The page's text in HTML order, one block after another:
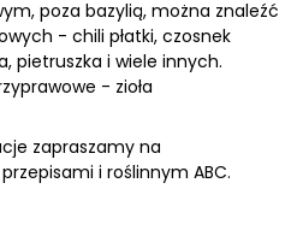
poza bazylią, można znaleźć
- chili płatki, czosnek
, pietruszka i wiele innych.
- zioła
zapraszamy na
i roślinnym ABC.